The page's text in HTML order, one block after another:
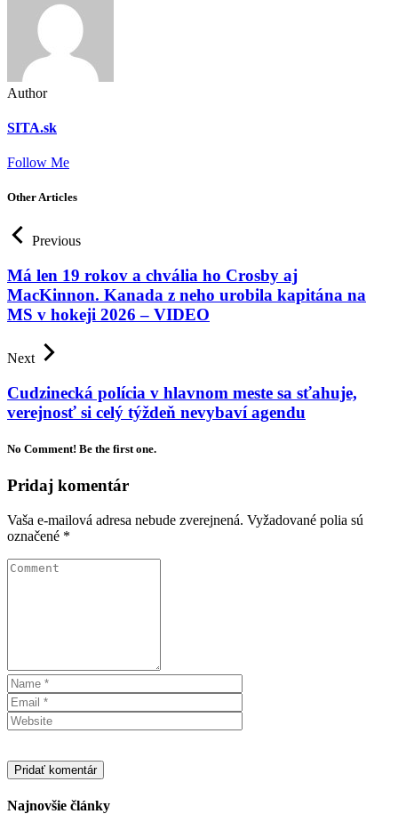
Author
SITA.sk
Follow Me
Other Articles
Previous
Má len 19 rokov a chvália ho Crosby aj
MacKinnon. Kanada z neho urobila kapitána na
MS v hokeji 2026 – VIDEO
Next
Cudzinecká polícia v hlavnom meste sa sťahuje,
verejnosť si celý týždeň nevybaví agendu
No Comment! Be the first one.
Pridaj komentár
Vaša e-mailová adresa nebude zverejnená. Vyžadované polia sú
označené *
Najnovšie články